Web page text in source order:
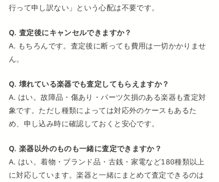
行って申し訳ない」という心配は不要です。
Q. 査定後にキャンセルできますか？
A. もちろんです。査定後に断っても費用は一切かかりませ
ん。
Q. 壊れている楽器でも査定してもらえますか？
A. はい。故障品・傷あり・パーツ欠損のある楽器も査定対
象です。ただし種類によっては対応外のケースもあるた
め、申し込み時に確認しておくと安心です。
Q. 楽器以外のものも一緒に査定できますか？
A. はい。着物・ブランド品・古銭・家電など180種類以上
に対応しています。楽器と一緒にまとめて査定できるのは